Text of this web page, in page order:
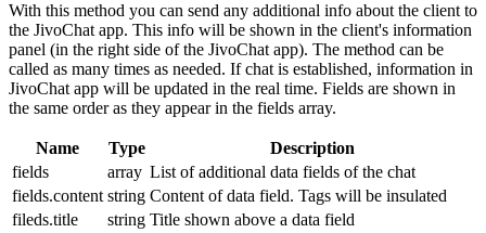
With this method you can send any additional info about the client to
the JivoChat app. This info will be shown in the client's information
panel (in the right side of the JivoChat app). The method can be
called as many times as needed. If chat is established, information in
JivoChat app will be updated in the real time. Fields are shown in
the same order as they appear in the fields array.
Name Type
Description
fields
array List of additional data fields of the chat
fields.content string Content of data field. Tags will be insulated
fileds.title
string Title shown above a data field